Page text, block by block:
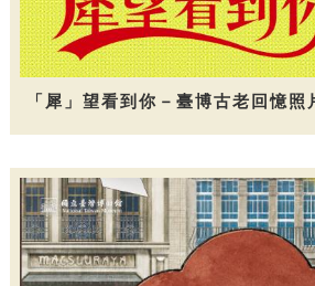
「犀」望看到你－臺博古老回憶照